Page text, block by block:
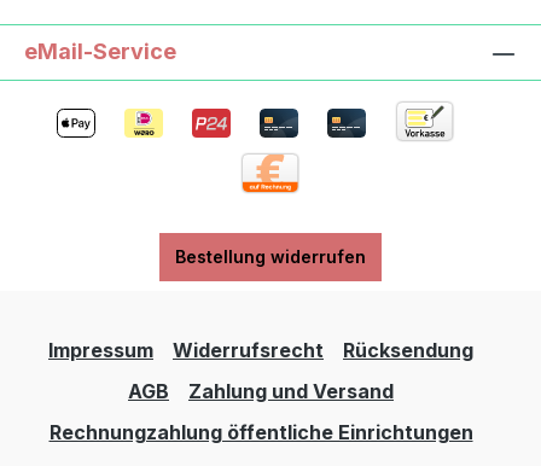
eMail-Service
Bestellung widerrufen
Impressum Widerrufsrecht
Rücksendung
AGB
Zahlung und Versand
Rechnungzahlung öffentliche Einrichtungen